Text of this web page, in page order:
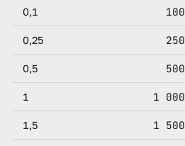
0,1 100
0,25 250
0,5 500
1 1 000
1,5 1 500